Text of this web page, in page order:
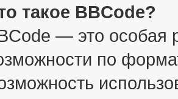
такое BBCode?
— это особая
по